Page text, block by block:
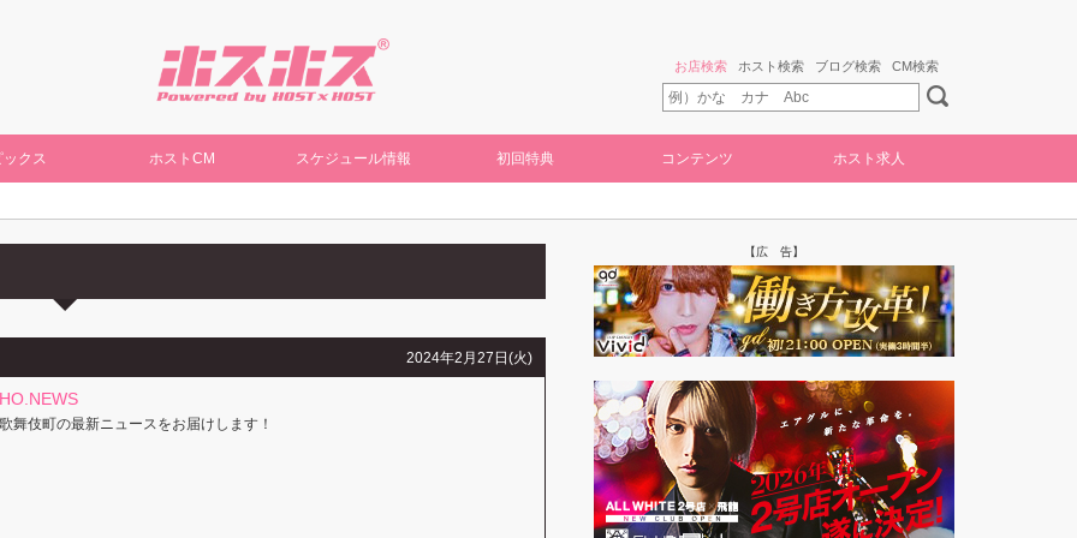
お店検索 ホスト検索 ブログ検索 CM検索
ックス ホストCM スケジュール情報 初回特典 コンテンツ ホスト求人
2024年2月27日(火)
舞伎町の最新ニュースをお届けします！
【広 告】